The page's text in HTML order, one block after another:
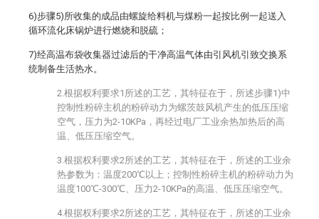
6)步骤5)所收集的成品由螺旋给料机与煤粉一起按比例一起送入
循环流化床锅炉进行燃烧和脱硫；
7)经高温布袋收集器过滤后的干净高温气体由引风机引致交换系
统制备生活热水。
2.根据权利要求1所述的工艺，其特征在于，所述步骤1)中
控制性粉碎主机的粉碎动力为螺茨鼓风机产生的低压压缩
空气，压力为2-10KPa，再经过电厂工业余热加热后的高
温、低压压缩空气。
3.根据权利要求2所述的工艺，其特征在于，所述的工业余
热参数为：温度200℃以上；控制性粉碎主机的粉碎动力为
温度100℃-300℃、压力2-10KPa的高温、低压压缩空气。
4.根据权利要求2所述的工艺，其特征在于，所述的工业余